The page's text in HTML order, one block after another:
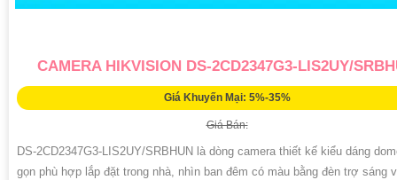
CAMERA HIKVISION DS-2CD2347G3-LIS2UY/
Giá Khuyến Mại: 5%-35%
Giá Bán:
DS-2CD2347G3-LIS2UY/SRBHUN là dòng camera thiết kế kiểu dáng
gọn phù hợp lắp đặt trong nhà, nhìn ban đêm có màu bằng đèn trợ sáng